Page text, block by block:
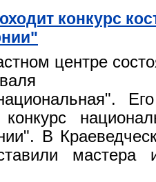
конкурс
центре
В
мастера